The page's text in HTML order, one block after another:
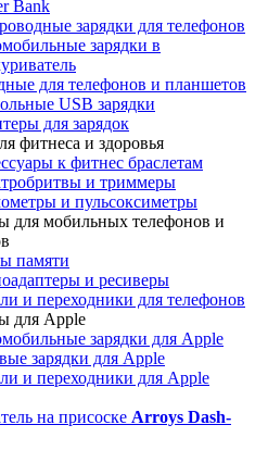
Bank
зарядки для телефонов
зарядки в
для телефонов и планшетов
USB зарядки
для зарядок
фитнеса и здоровья
к фитнес браслетам
и триммеры
и пульсоксиметры
для мобильных телефонов и
памяти
и ресиверы
и переходники для телефонов
для Apple
зарядки для Apple
зарядки для Apple
и переходники для Apple
на присоске Arroys Dash-